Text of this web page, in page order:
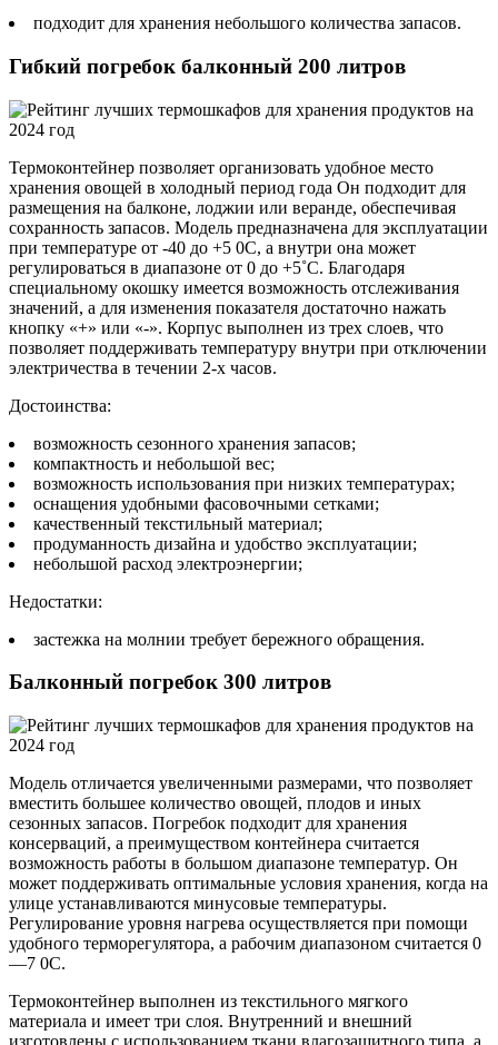
подходит для хранения небольшого количества запасов.
Гибкий погребок балконный 200 литров
Термоконтейнер позволяет организовать удобное место
хранения овощей в холодный период года Он подходит для
размещения на балконе, лоджии или веранде, обеспечивая
сохранность запасов. Модель предназначена для эксплуатации
при температуре от -40 до +5 0С, а внутри она может
регулироваться в диапазоне от 0 до +5˚С. Благодаря
специальному окошку имеется возможность отслеживания
значений, а для изменения показателя достаточно нажать
кнопку «+» или «-». Корпус выполнен из трех слоев, что
позволяет поддерживать температуру внутри при отключении
электричества в течении 2-х часов.
Достоинства:
возможность сезонного хранения запасов;
компактность и небольшой вес;
возможность использования при низких температурах;
оснащения удобными фасовочными сетками;
качественный текстильный материал;
продуманность дизайна и удобство эксплуатации;
небольшой расход электроэнергии;
Недостатки:
застежка на молнии требует бережного обращения.
Балконный погребок 300 литров
Модель отличается увеличенными размерами, что позволяет
вместить большее количество овощей, плодов и иных
сезонных запасов. Погребок подходит для хранения
консерваций, а преимуществом контейнера считается
возможность работы в большом диапазоне температур. Он
может поддерживать оптимальные условия хранения, когда на
улице устанавливаются минусовые температуры.
Регулирование уровня нагрева осуществляется при помощи
удобного терморегулятора, а рабочим диапазоном считается 0
—7 0C.
Термоконтейнер выполнен из текстильного мягкого
материала и имеет три слоя. Внутренний и внешний
изготовлены с использованием ткани влагозащитного типа, а